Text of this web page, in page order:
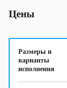
Цены
Размеры и
варианты
исполнения